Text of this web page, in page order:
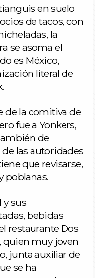
en suelo
de tacos, con
la
se asoma el
es México,
literal de
de la comitiva de
fue a Yonkers,
de
las autoridades
que revisarse,
poblanas.
y sus
bebidas
restaurante Dos
quien muy joven
junta auxiliar de
se ha